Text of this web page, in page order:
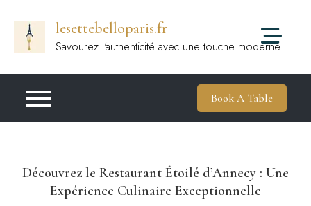
contenu
lesettebelloparis.fr
Savourez l'authenticité avec une touche moderne.
Book A Table
Découvrez le Restaurant Étoilé d’Annecy : Une
Expérience Culinaire Exceptionnelle